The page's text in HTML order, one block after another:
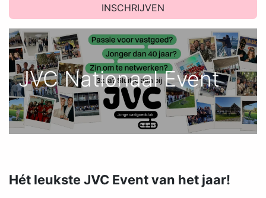
INSCHRIJVEN
JVC Nationaal Event
Hét leukste JVC Event van het jaar!